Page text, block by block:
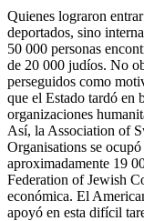
Quienes lograron
deportados, sino
50 000 personas
de 20 000 judíos. No
perseguidos como
que el Estado tardó en
organizaciones
Así, la Association of
Organisations se
aproximadamente 19
Federation of Jewish
económica. El
apoyó en esta difícil